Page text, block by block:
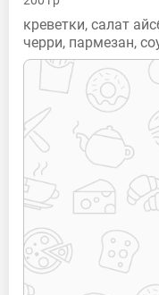
креветки, салат
черри, пармезан,